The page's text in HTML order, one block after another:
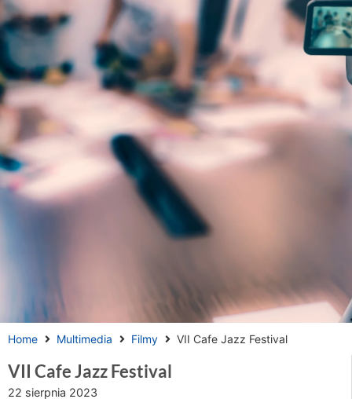
Home Multimedia Filmy VII Cafe Jazz Festival
VII Cafe Jazz Festival
22 sierpnia 2023